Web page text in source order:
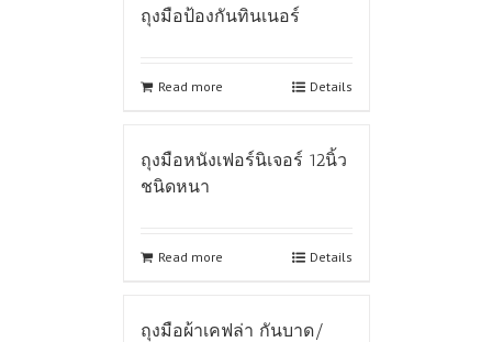
ถุงมือป้องกันทินเนอร์
Read more Details
ถุงมือหนังเฟอร์นิเจอร์ 12นิ้ว
ชนิดหนา
Read more Details
ถุงมือผ้าเคฟล่า กันบาด/